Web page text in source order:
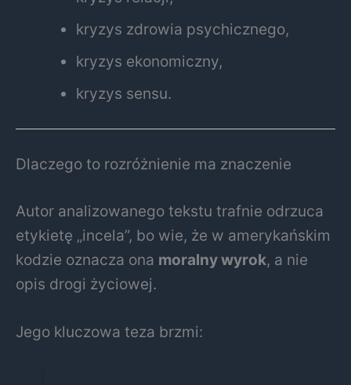
kryzys zdrowia psychicznego,
kryzys ekonomiczny,
kryzys sensu.
Dlaczego to rozróżnienie ma znaczenie
Autor analizowanego tekstu trafnie odrzuca
etykietę „incela”, bo wie, że w amerykańskim
kodzie oznacza ona moralny wyrok, a nie
opis drogi życiowej.
Jego kluczowa teza brzmi: